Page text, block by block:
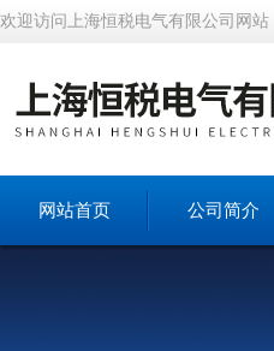
欢迎访问上海恒税电气有限公司网站
网站首页 公司简介